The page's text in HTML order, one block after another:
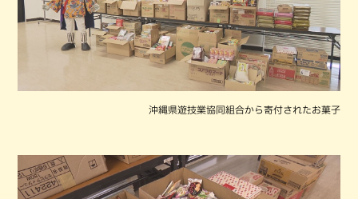
沖縄県遊技業協同組合から寄付されたお菓子